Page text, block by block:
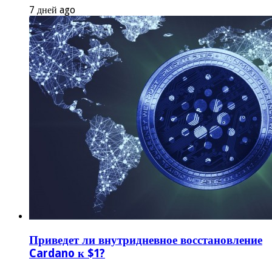
7 дней ago
Приведет ли внутридневное восстановление
Cardano к $1?